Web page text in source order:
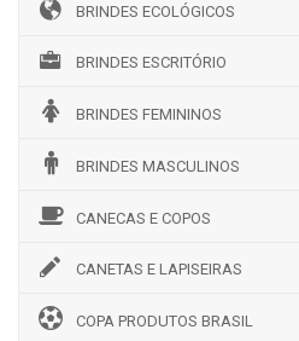
BRINDES ECOLÓGICOS
BRINDES ESCRITÓRIO
BRINDES FEMININOS
BRINDES MASCULINOS
CANECAS E COPOS
CANETAS E LAPISEIRAS
COPA PRODUTOS BRASIL